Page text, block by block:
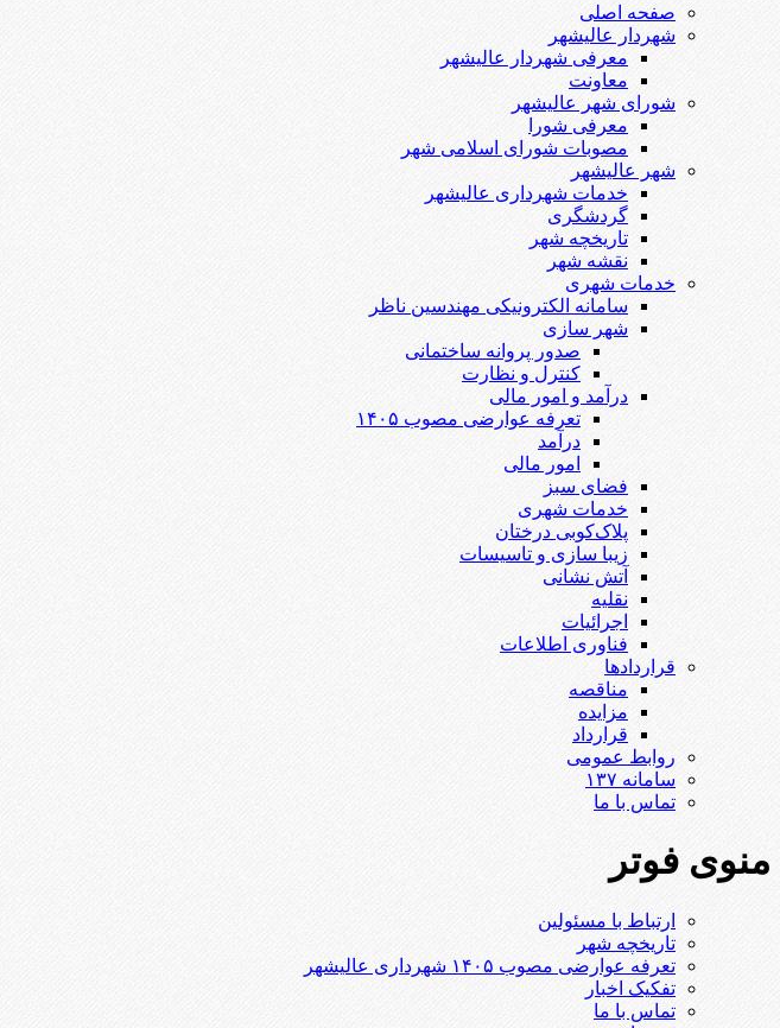
صفحه اصلی
شهردار عالیشهر
معرفی شهردار عالیشهر
معاونت
شورای شهر عالیشهر
معرفی شورا
مصوبات شورای اسلامی شهر
شهر عالیشهر
خدمات شهرداری عالیشهر
گردشگری
تاریخچه شهر
نقشه شهر
خدمات شهری
سامانه الکترونیکی مهندسین ناظر
شهر سازی
صدور پروانه ساختمانی
کنترل و نظارت
درآمد و امور مالی
تعرفه عوارضی مصوب ۱۴۰۵
درآمد
امور مالی
فضای سبز
خدمات شهری
پلاک‌کوبی درختان
زیبا سازی و تاسیسات
آتش نشانی
نقلیه
اجرائیات
فناوری اطلاعات
قراردادها
مناقصه
مزایده
قرارداد
روابط عمومی
سامانه ۱۳۷
تماس با ما
منوی فوتر
ارتباط با مسئولین
تاریخچه شهر
تعرفه عوارضی مصوب ۱۴۰۵ شهرداری عالیشهر
تفکیک اخبار
تماس با ما